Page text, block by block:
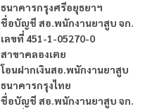
ธนาคารกรุงศรีอยุธยาฯ
ชื่อบัญชี สอ.พนักงานยาสูบ จก.
เลขที่ 451-1-05270-0
สาขาคลองเตย
โอนฝากเงินสอ.พนักงานยาสูบ
ธนาคารกรุงไทย
ชื่อบัญชี สอ.พนักงานยาสูบ จก.